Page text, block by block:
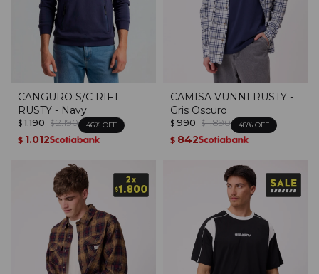
CANGURO S/C RIFT
RUSTY - Navy
$ 1.190 $ 2.190 46
$ 1.012
CAMISA VUNNI RUSTY -
Gris Oscuro
$ 990 $ 1.890 48
$ 842